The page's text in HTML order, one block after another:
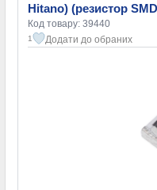
Hitano) (резистор
Код товару: 39440
1 Додати до обраних